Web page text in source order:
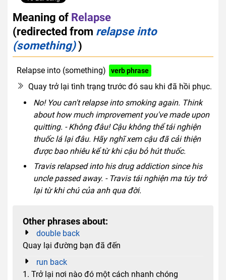
Meaning of Relapse
(redirected from relapse into
(something))
Relapse into (something) verb phrase
Quay trở lại tình trạng trước đó sau khi đã hồi phục.
No! You can't relapse into smoking again. Think
about how much improvement you've made upon
quitting. - Không đâu! Cậu không thể tái nghiện
thuốc lá lại đâu. Hãy nghĩ xem cậu đã cải thiện
được bao nhiêu kể từ khi cậu bỏ hút thuốc.
Travis relapsed into his drug addiction since his
uncle passed away. - Travis tái nghiện ma túy trở
lại từ khi chú của anh qua đời.
Other phrases about:
double back
Quay lại đường bạn đã đến
run back
1. Trở lại nơi nào đó một cách nhanh chóng